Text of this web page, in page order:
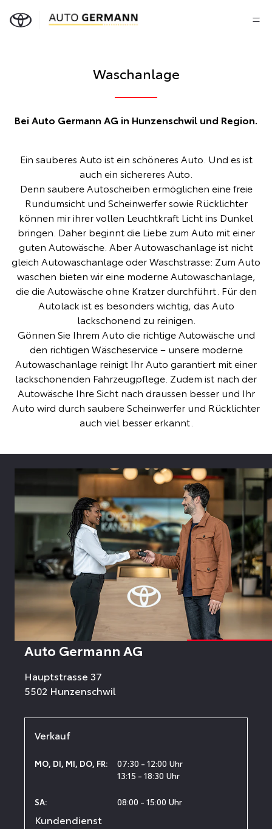
Waschanlage
Bei Auto Germann AG in Hunzenschwil und Region.
Ein sauberes Auto ist ein schöneres Auto. Und es ist
auch ein sichereres Auto.
Denn saubere Autoscheiben ermöglichen eine freie
Rundumsicht und Scheinwerfer sowie Rücklichter
können mir ihrer vollen Leuchtkraft Licht ins Dunkel
bringen. Daher beginnt die Liebe zum Auto mit einer
guten Autowäsche. Aber Autowaschanlage ist nicht
gleich Autowaschanlage oder Waschstrasse: Zum Auto
waschen bieten wir eine moderne Autowaschanlage,
die die Autowäsche ohne Kratzer durchführt. Für den
Autolack ist es besonders wichtig, das Auto
lackschonend zu reinigen.
Gönnen Sie Ihrem Auto die richtige Autowäsche und
den richtigen Wäscheservice – unsere moderne
Autowaschanlage reinigt Ihr Auto garantiert mit einer
lackschonenden Fahrzeugpflege. Zudem ist nach der
Autowäsche Ihre Sicht nach draussen besser und Ihr
Auto wird durch saubere Scheinwerfer und Rücklichter
auch viel besser erkannt.
Auto Germann AG
Hauptstrasse 37
5502 Hunzenschwil
Verkauf
MO, DI, MI, DO, FR:
07:30 - 12:00 Uhr
13:15 - 18:30 Uhr
SA: 08:00 - 15:00 Uhr
Kundendienst